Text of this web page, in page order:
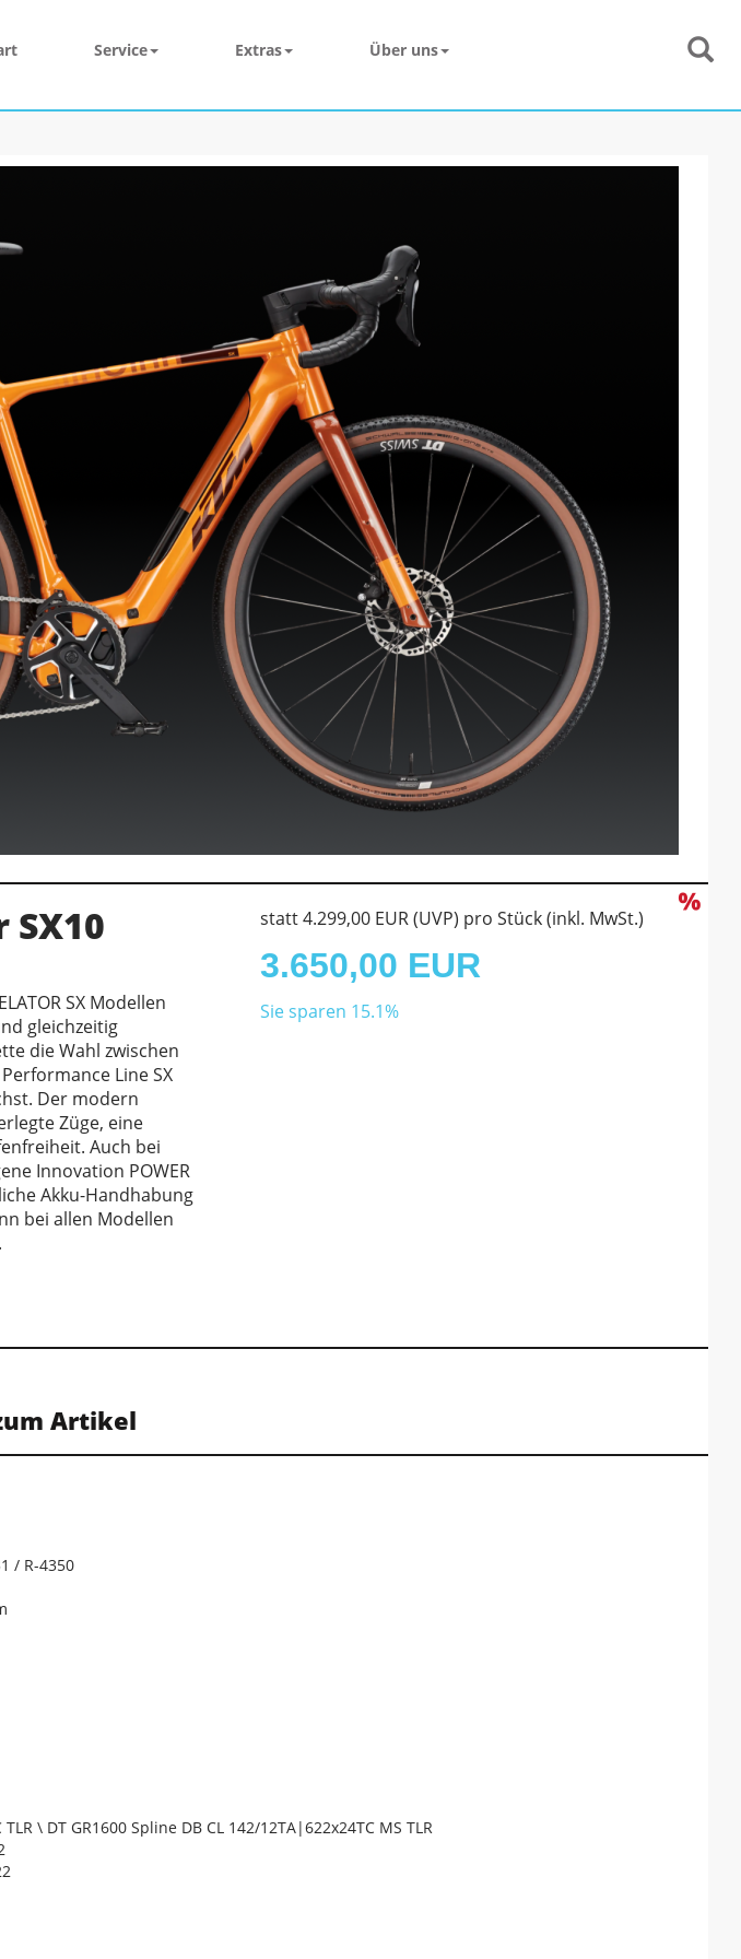
Service Extras Über uns
SX Modellen
gleichzeitig
die Wahl zwischen
Line SX
Der modern
Züge, eine
Auch bei
Innovation POWER
Akku-Handhabung
bei allen Modellen
statt4.299,00 EUR(UVP) pro Stück (inkl. MwSt.)
3.650,00 EUR
Sie sparen 15.1%
Artikel
/ R-4350
\ DT GR1600 Spline DB CL 142/12TA|622x24TC MS TLR